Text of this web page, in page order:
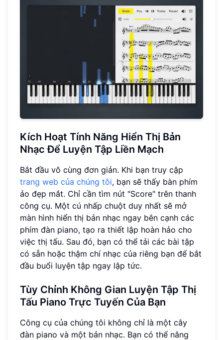
Kích Hoạt Tính Năng Hiển Thị Bản
Nhạc Để Luyện Tập Liền Mạch
Bắt đầu vô cùng đơn giản. Khi bạn truy cập
trang web của chúng tôi, bạn sẽ thấy bàn phím
ảo đẹp mắt. Chỉ cần tìm nút "Score" trên thanh
công cụ. Một cú nhấp chuột duy nhất sẽ mở
màn hình hiển thị bản nhạc ngay bên cạnh các
phím đàn piano, tạo ra thiết lập hoàn hảo cho
việc thị tấu. Sau đó, bạn có thể tải các bài tập
có sẵn hoặc thậm chí nhạc của riêng bạn để bắt
đầu buổi luyện tập ngay lập tức.
Tùy Chỉnh Không Gian Luyện Tập Thị
Tấu Piano Trực Tuyến Của Bạn
Công cụ của chúng tôi không chỉ là một cây
đàn piano và một bản nhạc. Bạn có thể nâng